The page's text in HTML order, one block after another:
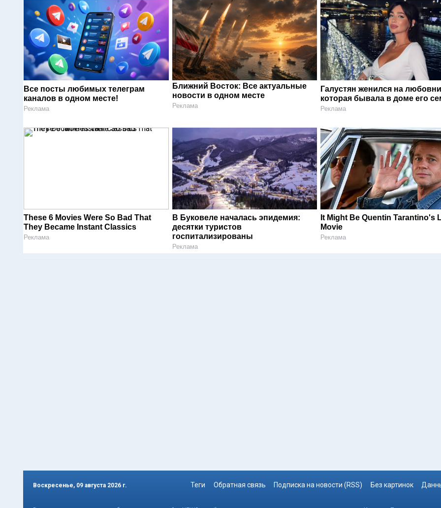
Все посты любимых телеграм
каналов в одном месте!
Реклама
Ближний Восток: Все актуальные
новости в одном месте
Реклама
Галустян женился на
которая бывала в доме его
Реклама
These 6 Movies Were So Bad That
They Became Instant Classics
Реклама
В Буковеле началась эпидемия:
десятки туристов
госпитализированы
Реклама
It Might Be Quentin Tarantino's
Movie
Реклама
Воскресенье, 09 августа 2026 г. Теги Обратная связь Подписка на новости (RSS) Без картинок